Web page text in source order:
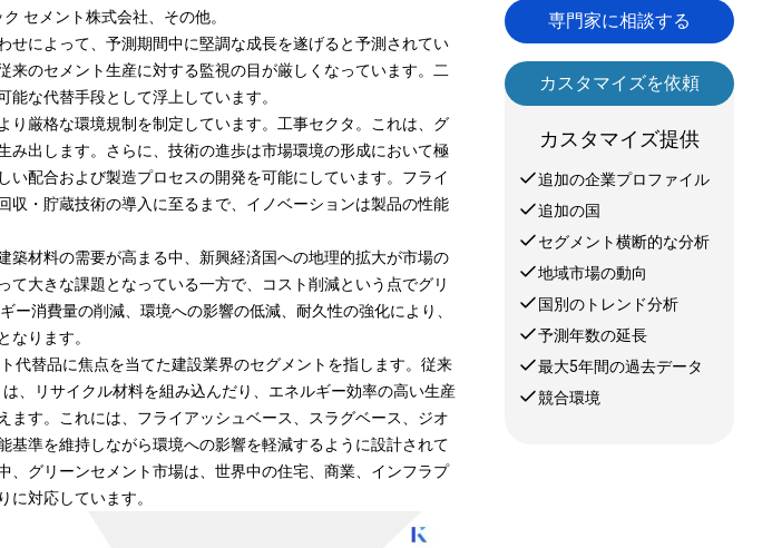
セメント株式会社、その他。
によって、予測期間中に堅調な成長を遂げると予測されてい
来のセメント生産に対する監視の目が厳しくなっています。二
な代替手段として浮上しています。
厳格な環境規制を制定しています。 工事セクタ。これは、グ
み出します。さらに、技術の進歩は市場環境の形成において極
配合および製造プロセスの開発を可能にしています。フライ
収・貯蔵技術の導入に至るまで、イノベーションは製品の性能
築材料の需要が高まる中、新興経済国への地理的拡大が市場の
大きな課題となっている一方で、コスト削減という点でグリ
ー消費量の削減、環境への影響の低減、耐久性の強化により、
なります。
代替品に焦点を当てた建設業界のセグメントを指します。従来
、リサイクル材料を組み込んだり、エネルギー効率の高い生産
す。これには、フライアッシュベース、スラグベース、ジオ
準を維持しながら環境への影響を軽減するように設計されて
、グリーンセメント市場は、世界中の住宅、商業、インフラプ
対応しています。
専門家に相談する
カスタマイズを依頼
カスタマイズ提供
追加の企業プロファイル
追加の国
セグメント横断的な分析
地域市場の動向
国別のトレンド分析
予測年数の延長
最大5年間の過去データ
競合環境